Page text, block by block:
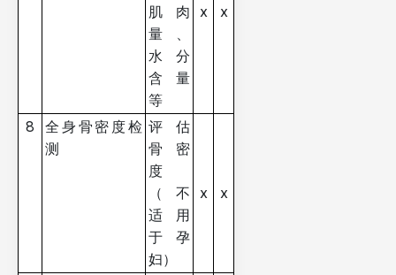
肌肉
量、
水分
含量
等
x x
8
全身骨密度检
测
评估
骨密
度
（不
适用
于孕
妇）
x x